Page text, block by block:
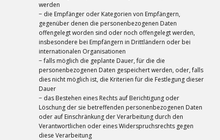
werden
− die Empfänger oder Kategorien von Empfängern,
gegenüber denen die personenbezogenen Daten
offengelegt worden sind oder noch offengelegt werden,
insbesondere bei Empfängern in Drittländern oder bei
internationalen Organisationen
− falls möglich die geplante Dauer, für die die
personenbezogenen Daten gespeichert werden, oder, falls
dies nicht möglich ist, die Kriterien für die Festlegung dieser
Dauer
− das Bestehen eines Rechts auf Berichtigung oder
Löschung der sie betreffenden personenbezogenen Daten
oder auf Einschränkung der Verarbeitung durch den
Verantwortlichen oder eines Widerspruchsrechts gegen
diese Verarbeitung